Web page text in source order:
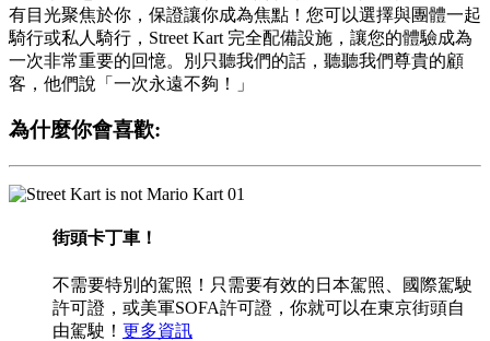
有目光聚焦於你，保證讓你成為焦點！您可以選擇與團體一起
騎行或私人騎行，Street Kart 完全配備設施，讓您的體驗成為
一次非常重要的回憶。別只聽我們的話，聽聽我們尊貴的顧
客，他們說「一次永遠不夠！」
為什麼你會喜歡:
01
街頭卡丁車！
不需要特別的駕照！只需要有效的日本駕照、國際駕駛
許可證，或美軍SOFA許可證，你就可以在東京街頭自
由駕駛！ 更多資訊